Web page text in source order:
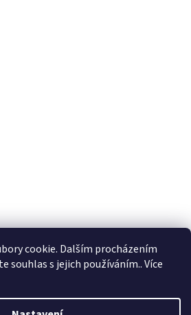
cookie. Dalším procházením
souhlas s jejich používáním.. Více
Instagramu